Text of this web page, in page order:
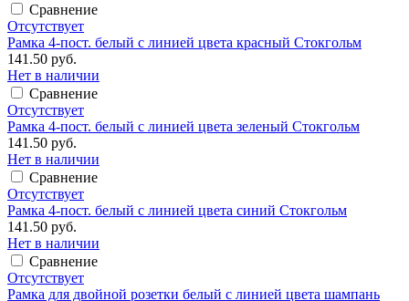
Сравнение
Отсутствует
Рамка 4-пост. белый с линией цвета красный Стокгольм
141.50 руб.
Нет в наличии
Сравнение
Отсутствует
Рамка 4-пост. белый с линией цвета зеленый Стокгольм
141.50 руб.
Нет в наличии
Сравнение
Отсутствует
Рамка 4-пост. белый с линией цвета синий Стокгольм
141.50 руб.
Нет в наличии
Сравнение
Отсутствует
Рамка для двойной розетки белый с линией цвета шампань